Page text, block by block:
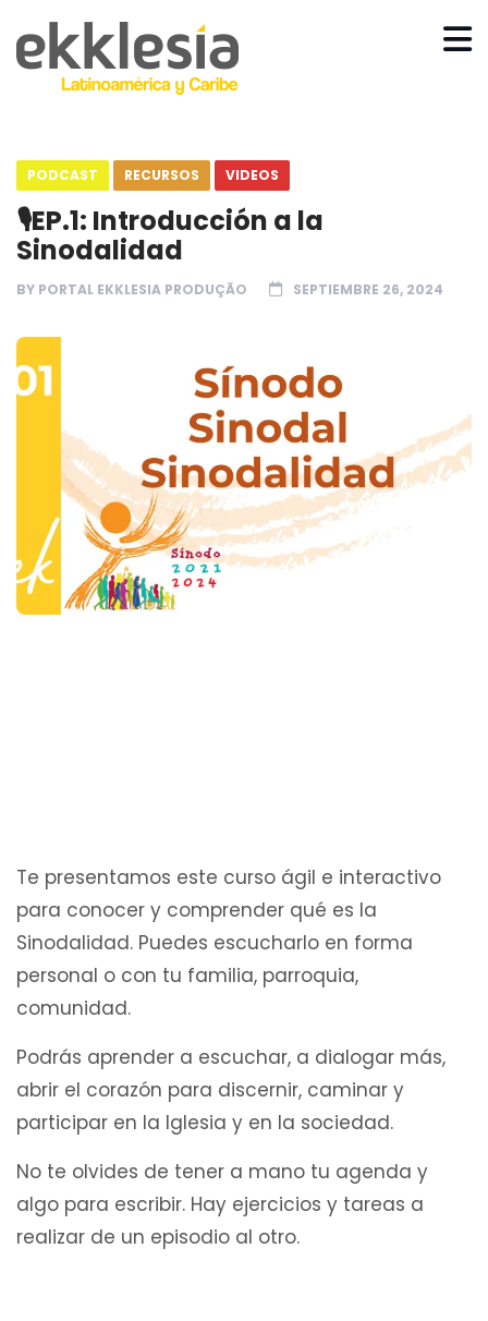
PODCAST RECURSOS VIDEOS
🎙️EP.1: Introducción a la
Sinodalidad
BY PORTAL EKKLESIA PRODUÇÃO SEPTIEMBRE 26, 2024
Te presentamos este curso ágil e interactivo
para conocer y comprender qué es la
Sinodalidad. Puedes escucharlo en forma
personal o con tu familia, parroquia,
comunidad.
Podrás aprender a escuchar, a dialogar más,
abrir el corazón para discernir, caminar y
participar en la Iglesia y en la sociedad.
No te olvides de tener a mano tu agenda y
algo para escribir. Hay ejercicios y tareas a
realizar de un episodio al otro.